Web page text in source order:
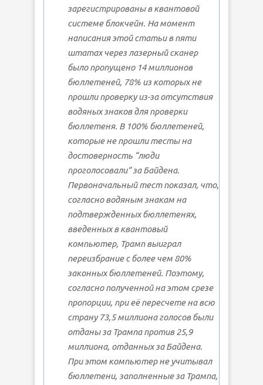
зарегистрированы в квантовой
системе блокчейн. На момент
написания этой статьи в пяти
штатах через лазерный сканер
было пропущено 14 миллионов
бюллетеней, 78% из которых не
прошли проверку из-за отсутствия
водяных знаков для проверки
бюллетеня. В 100% бюллетеней,
которые не прошли тесты на
достоверность “люди
проголосовали” за Байдена.
Первоначальный тест показал, что,
согласно водяным знакам на
подтвержденных бюллетенях,
введенных в квантовый
компьютер, Трамп выиграл
переизбрание с более чем 80%
законных бюллетеней. Поэтому,
согласно полученной на этом срезе
пропорции, при её пересчете на всю
страну 73,5 миллиона голосов были
отданы за Трампа против 25,9
миллиона, отданных за Байдена.
При этом компьютер не учитывал
бюллетени, заполненные за Трампа,